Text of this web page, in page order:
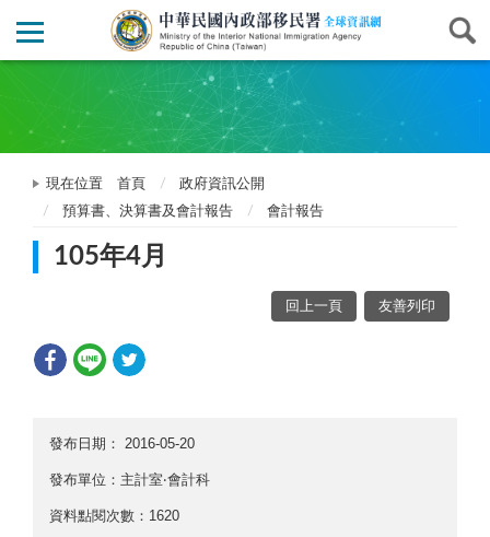
現在位置 首頁
政府資訊公開
預算書、決算書及會計報告
會計報告
105年4月
回上一頁 友善列印
發布日期： 2016-05-20
發布單位：主計室‧會計科
資料點閱次數：1620